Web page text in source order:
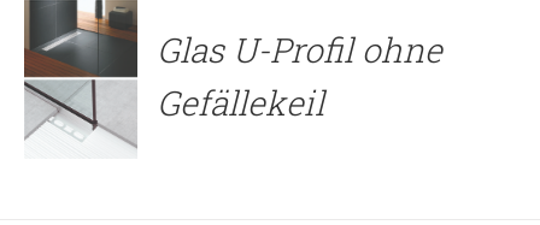
Glas U-Profil ohne
Gefällekeil